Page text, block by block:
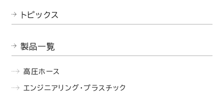
トピックス
製品一覧
高圧ホース
エンジニアリング・プラスチック